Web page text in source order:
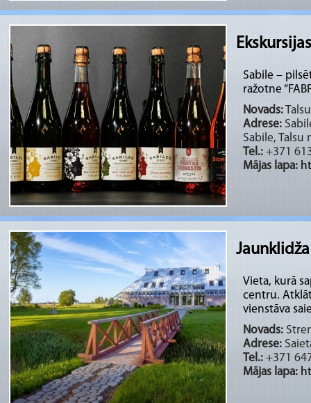
Sabile –
ražotne
Novads:
Adrese:
Sabile, Talsu
Tel.: +371
Mājas lapa:
Vieta, kurā
centru.
vienstāva
Novads:
Adrese:
Tel.: +371
Mājas lapa: